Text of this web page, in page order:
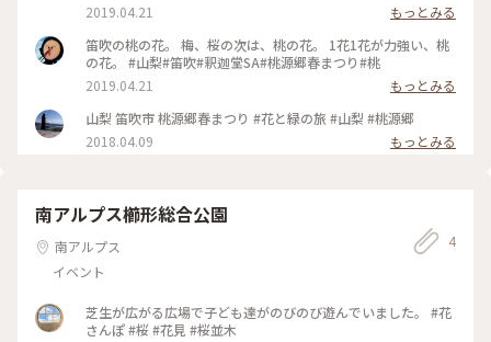
2019.04.21
もっとみる
笛吹の桃の花。 梅、桜の次は、桃の花。 1花1花が力強い、桃
の花。 #山梨#笛吹#釈迦堂SA#桃源郷春まつり#桃
2019.04.21
もっとみる
山梨 笛吹市 桃源郷春まつり #花と緑の旅 #山梨 #桃源郷
2018.04.09
もっとみる
南アルプス櫛形総合公園
南アルプス
イベント
4
芝生が広がる広場で子ども達がのびのび遊んでいました。 #花
さんぽ #桜 #花見 #桜並木